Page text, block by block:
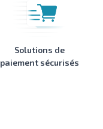
Solutions de
paiement sécurisés